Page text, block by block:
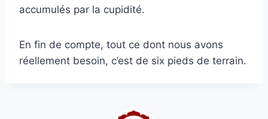
accumulés par la cupidité.
En fin de compte, tout ce dont nous avons
réellement besoin, c’est de six pieds de terrain.